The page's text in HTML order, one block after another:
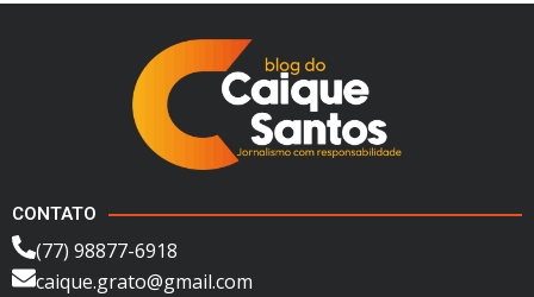
CONTATO
(77) 98877-6918
caique.grato@gmail.com